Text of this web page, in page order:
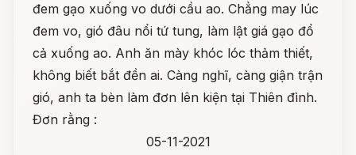
đem gạo xuống vo dưới cầu ao. Chẳng may lúc
đem vo, gió đâu nổi tứ tung, làm lật giá gạo đổ
cả xuống ao. Anh ăn mày khóc lóc thảm thiết,
không biết bắt đền ai. Càng nghĩ, càng giận trận
gió, anh ta bèn làm đơn lên kiện tại Thiên đình.
Đơn rằng :
05-11-2021